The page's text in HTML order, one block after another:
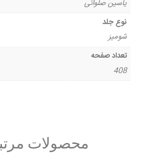
یاسین صلواتی
نوع جلد
شومیز
تعداد صفحه
408
محصولات